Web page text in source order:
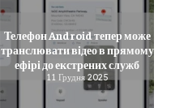
Телефон Android тепер може
транслювати відео в прямому
ефірі до екстрених служб
11 Грудня 2025